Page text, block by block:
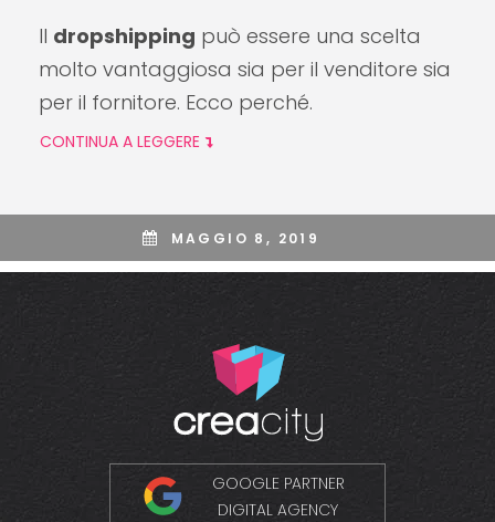
Il dropshipping può essere una scelta
molto vantaggiosa sia per il venditore sia
per il fornitore. Ecco perché.
CONTINUA A LEGGERE
MAGGIO 8, 2019
GOOGLE PARTNER
DIGITAL AGENCY